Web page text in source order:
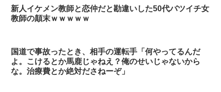
新人イケメン教師と恋仲だと勘違いした50代バツイチ女
教師の顛末ｗｗｗｗｗ
国道で事故ったとき、相手の運転手「何やってるんだ
よ。こけるとか馬鹿じゃねえ？俺のせいじゃないから
な。治療費とか絶対ださねーぞ」